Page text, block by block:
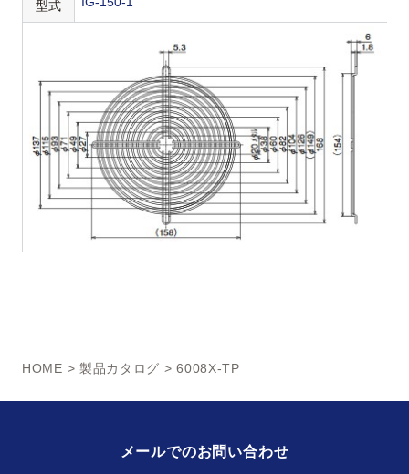
型式
HOME > 製品カタログ > 6008X-TP
メールでのお問い合わせ